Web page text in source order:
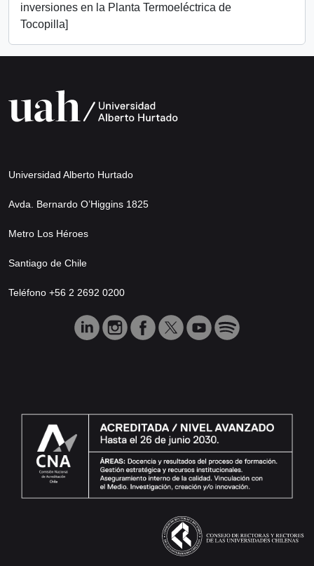
inversiones en la Planta Termoeléctrica de
Tocopilla]
Universidad Alberto Hurtado
Avda. Bernardo O’Higgins 1825
Metro Los Héroes
Santiago de Chile
Teléfono +56 2 2692 0200